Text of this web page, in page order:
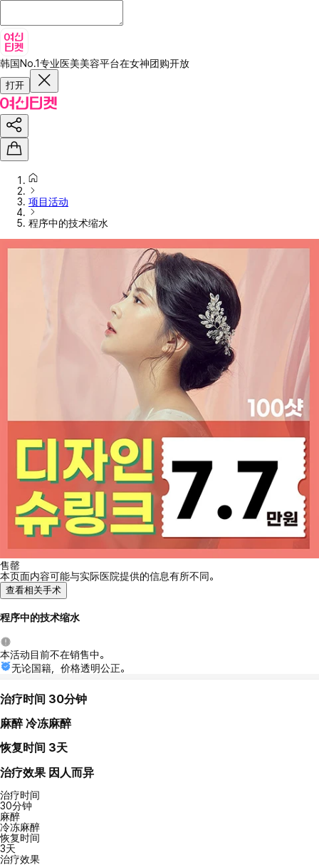
韩国No.1专业医美美容平台在女神团购开放
打开
项目活动
程序中的技术缩水
售罄
本页面内容可能与实际医院提供的信息有所不同。
查看相关手术
程序中的技术缩水
本活动目前不在销售中。
无论国籍，价格透明公正。
治疗时间 30分钟
麻醉 冷冻麻醉
恢复时间 3天
治疗效果 因人而异
治疗时间
30分钟
麻醉
冷冻麻醉
恢复时间
3天
治疗效果